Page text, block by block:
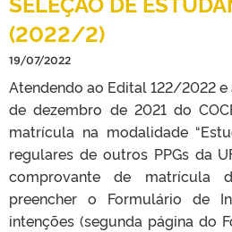
(2022/2)
19/07/2022
Atendendo ao Edital 122/2022 e
de dezembro de 2021 do
matrícula na modalidade
regulares de outros PPGs da
comprovante de matrícula
preencher o Formulário de
intenções (segunda página do